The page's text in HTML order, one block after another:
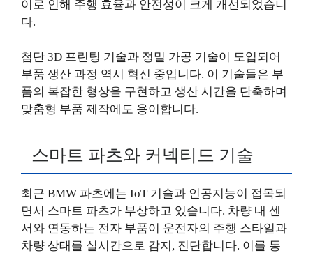
이로 인해 주행 효율과 안전성이 크게 개선되었습니
다.
첨단 3D 프린팅 기술과 정밀 가공 기술이 도입되어
부품 생산 과정 역시 혁신 중입니다. 이 기술들은 부
품의 복잡한 형상을 구현하고 생산 시간을 단축하며
맞춤형 부품 제작에도 용이합니다.
스마트 파츠와 커넥티드 기술
최근 BMW 파츠에는 IoT 기술과 인공지능이 접목되
면서 스마트 파츠가 부상하고 있습니다. 차량 내 센
서와 연동하는 전자 부품이 운전자의 주행 스타일과
차량 상태를 실시간으로 감지, 진단합니다. 이를 통